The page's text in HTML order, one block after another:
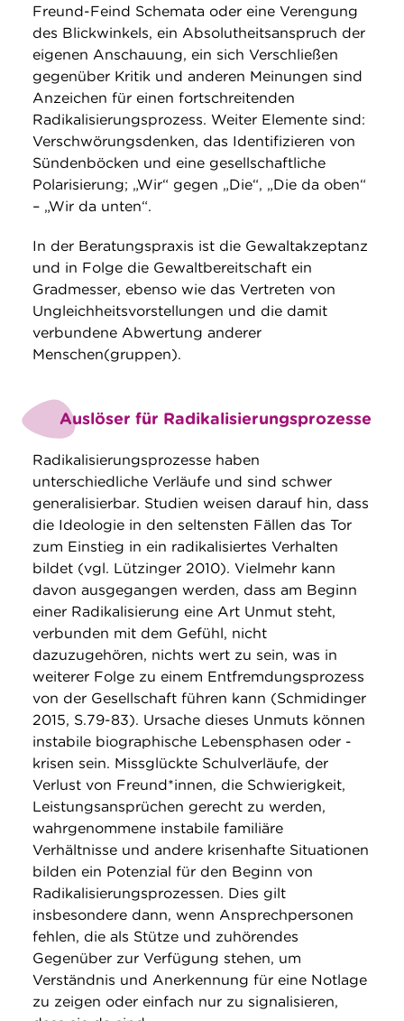
Freund-Feind Schemata oder eine Verengung
des Blickwinkels, ein Absolutheitsanspruch der
eigenen Anschauung, ein sich Verschließen
gegenüber Kritik und anderen Meinungen sind
Anzeichen für einen fortschreitenden
Radikalisierungsprozess. Weiter Elemente sind:
Verschwörungsdenken, das Identifizieren von
Sündenböcken und eine gesellschaftliche
Polarisierung; „Wir“ gegen „Die“, „Die da oben“
– „Wir da unten“.
In der Beratungspraxis ist die Gewaltakzeptanz
und in Folge die Gewaltbereitschaft ein
Gradmesser, ebenso wie das Vertreten von
Ungleichheitsvorstellungen und die damit
verbundene Abwertung anderer
Menschen(gruppen).
Auslöser für Radikalisierungsprozesse
Radikalisierungsprozesse haben
unterschiedliche Verläufe und sind schwer
generalisierbar. Studien weisen darauf hin, dass
die Ideologie in den seltensten Fällen das Tor
zum Einstieg in ein radikalisiertes Verhalten
bildet (vgl. Lützinger 2010). Vielmehr kann
davon ausgegangen werden, dass am Beginn
einer Radikalisierung eine Art Unmut steht,
verbunden mit dem Gefühl, nicht
dazuzugehören, nichts wert zu sein, was in
weiterer Folge zu einem Entfremdungsprozess
von der Gesellschaft führen kann (Schmidinger
2015, S.79-83). Ursache dieses Unmuts können
instabile biographische Lebensphasen oder -
krisen sein. Missglückte Schulverläufe, der
Verlust von Freund*innen, die Schwierigkeit,
Leistungsansprüchen gerecht zu werden,
wahrgenommene instabile familiäre
Verhältnisse und andere krisenhafte Situationen
bilden ein Potenzial für den Beginn von
Radikalisierungsprozessen. Dies gilt
insbesondere dann, wenn Ansprechpersonen
fehlen, die als Stütze und zuhörendes
Gegenüber zur Verfügung stehen, um
Verständnis und Anerkennung für eine Notlage
zu zeigen oder einfach nur zu signalisieren,